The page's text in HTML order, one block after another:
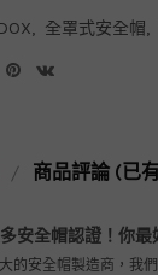
全罩式安全帽
商品評論 (已
安全帽認證！你最
的安全帽製造商，我